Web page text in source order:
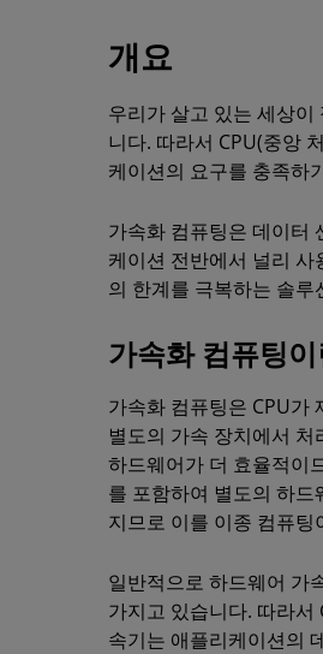
개요
우리가 살고 있는 세상
니다. 따라서 CPU(중앙
케이션의 요구를 충족하
가속화 컴퓨팅은 데이터
케이션 전반에서 널리
의 한계를 극복하는 솔
가속화 컴퓨팅
가속화 컴퓨팅은 CPU가
별도의 가속 장치에서
하드웨어가 더 효율적이
를 포함하여 별도의 하
지므로 이를 이종 컴퓨팅
일반적으로 하드웨어 가
가지고 있습니다. 따라
속기는 애플리케이션의